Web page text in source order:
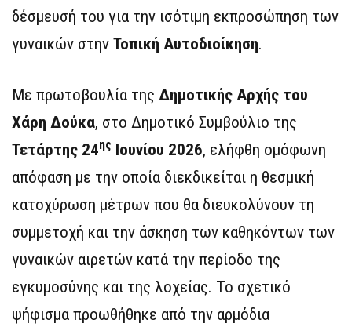
δέσμευσή του για την ισότιμη εκπροσώπηση των
γυναικών στην Τοπική Αυτοδιοίκηση.
Με πρωτοβουλία της Δημοτικής Αρχής του
Χάρη Δούκα, στο Δημοτικό Συμβούλιο της
Τετάρτης 24ης Ιουνίου 2026, ελήφθη ομόφωνη
απόφαση με την οποία διεκδικείται η θεσμική
κατοχύρωση μέτρων που θα διευκολύνουν τη
συμμετοχή και την άσκηση των καθηκόντων των
γυναικών αιρετών κατά την περίοδο της
εγκυμοσύνης και της λοχείας. Το σχετικό
ψήφισμα προωθήθηκε από την αρμόδια